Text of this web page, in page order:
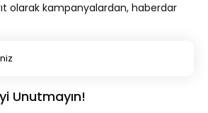
olarak kampanyalardan, haberdar
Unutmayın!